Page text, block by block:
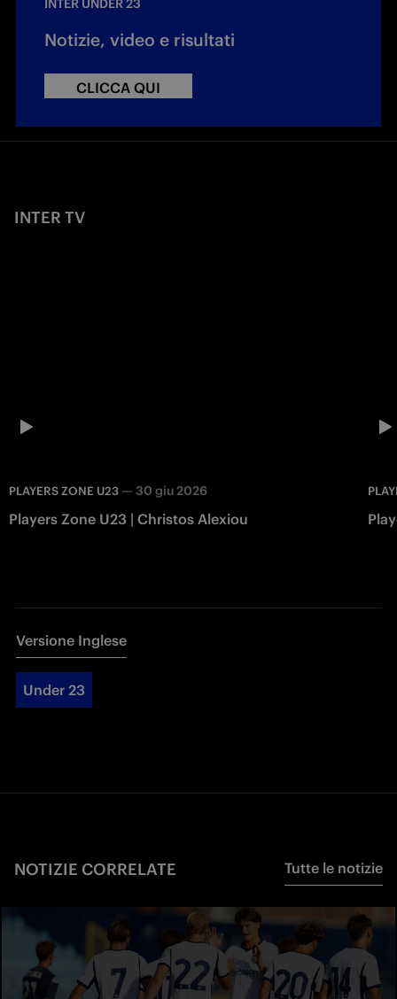
INTER UNDER 23
Notizie, video e risultati
CLICCA QUI
INTER TV
PLAYERS ZONE U23 — 30 giu 2026
Players Zone U23 | Christos Alexiou
Versione Inglese
Under 23
NOTIZIE CORRELATE Tutte le notizie